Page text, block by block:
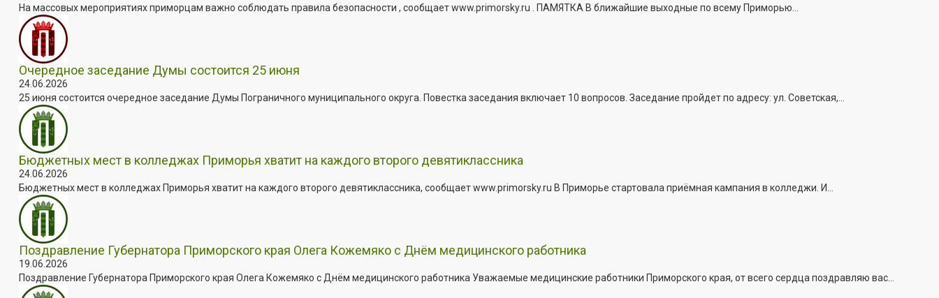
На массовых мероприятиях приморцам важно соблюдать правила безопасности , сообщает www.primorsky.ru . ПАМЯТКА В ближайшие выходные по всему Приморью...
Очередное заседание Думы состоится 25 июня
24.06.2026
25 июня состоится очередное заседание Думы Пограничного муниципального округа. Повестка заседания включает 10 вопросов. Заседание пройдет по адресу: ул. Советская,...
Бюджетных мест в колледжах Приморья хватит на каждого второго девятиклассника
24.06.2026
Бюджетных мест в колледжах Приморья хватит на каждого второго девятиклассника, сообщает www.primorsky.ru В Приморье стартовала приёмная кампания в колледжи. И...
Поздравление Губернатора Приморского края Олега Кожемяко с Днём медицинского работника
19.06.2026
Поздравление Губернатора Приморского края Олега Кожемяко с Днём медицинского работника Уважаемые медицинские работники Приморского края, от всего сердца поздравляю вас...